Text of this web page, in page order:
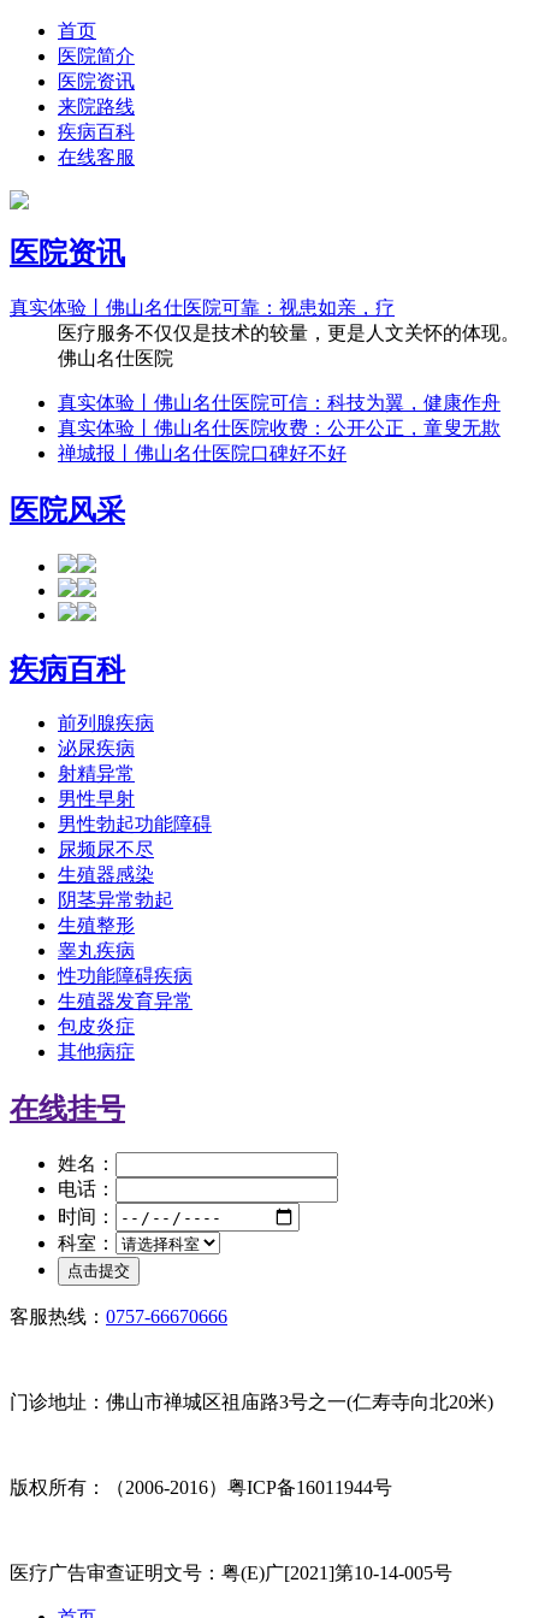
首页
医院简介
医院资讯
来院路线
疾病百科
在线客服
医院资讯
真实体验丨佛山名仕医院可靠：视患如亲，疗
医疗服务不仅仅是技术的较量，更是人文关怀的体现。
佛山名仕医院
真实体验丨佛山名仕医院可信：科技为翼，健康作舟
真实体验丨佛山名仕医院收费：公开公正，童叟无欺
禅城报丨佛山名仕医院口碑好不好
医院风采
疾病百科
前列腺疾病
泌尿疾病
射精异常
男性早射
男性勃起功能障碍
尿频尿不尽
生殖器感染
阴茎异常勃起
生殖整形
睾丸疾病
性功能障碍疾病
生殖器发育异常
包皮炎症
其他病症
在线挂号
姓名：
电话：
时间：
科室：
客服热线： 0757-66670666
门诊地址：佛山市禅城区祖庙路3号之一(仁寿寺向北20米)
版权所有：（2006-2016）粤ICP备16011944号
医疗广告审查证明文号：粤(E)广[2021]第10-14-005号